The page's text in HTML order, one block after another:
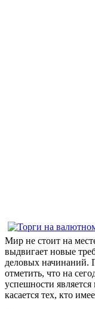
Мир не стоит на
выдвигает новые
деловых начинаний.
отметить, что на
успешности
касается тех, кто